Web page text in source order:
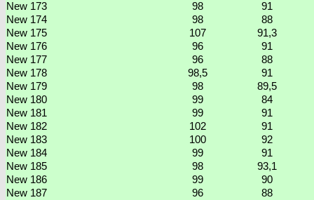
New 173
98
91
New 174
98
88
New 175
107
91,3
New 176
96
91
New 177
96
88
New 178
98,5
91
New 179
98
89,5
New 180
99
84
New 181
99
91
New 182
102
91
New 183
100
92
New 184
99
91
New 185
98
93,1
New 186
99
90
New 187
96
88